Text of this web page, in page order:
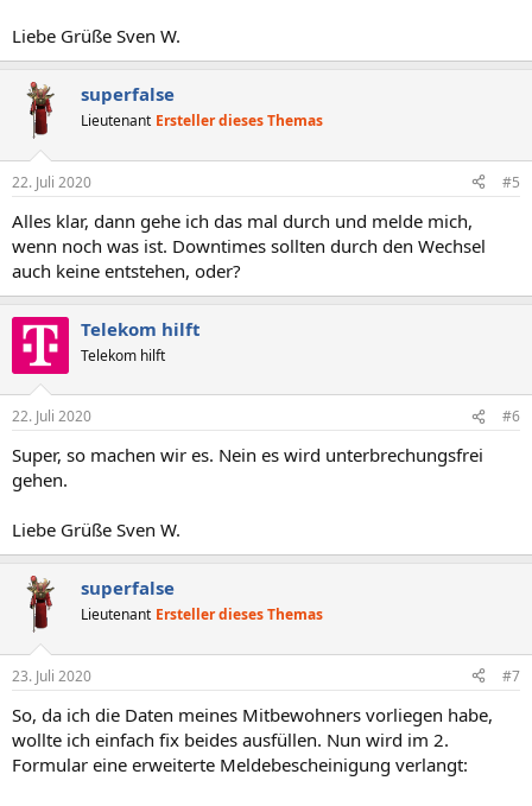
Liebe Grüße Sven W.
superfalse
Lieutenant Ersteller dieses Themas
22. Juli 2020 #5
Alles klar, dann gehe ich das mal durch und melde mich,
wenn noch was ist. Downtimes sollten durch den Wechsel
auch keine entstehen, oder?
Telekom hilft
Telekom hilft
22. Juli 2020 #6
Super, so machen wir es. Nein es wird unterbrechungsfrei
gehen.
Liebe Grüße Sven W.
superfalse
Lieutenant Ersteller dieses Themas
23. Juli 2020 #7
So, da ich die Daten meines Mitbewohners vorliegen habe,
wollte ich einfach fix beides ausfüllen. Nun wird im 2.
Formular eine erweiterte Meldebescheinigung verlangt: